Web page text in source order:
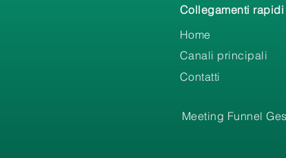
Collegamenti rapidi
Home
Canali principali
Contatti
Meeting Funnel